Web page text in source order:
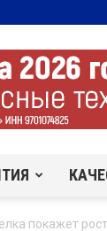
покажет